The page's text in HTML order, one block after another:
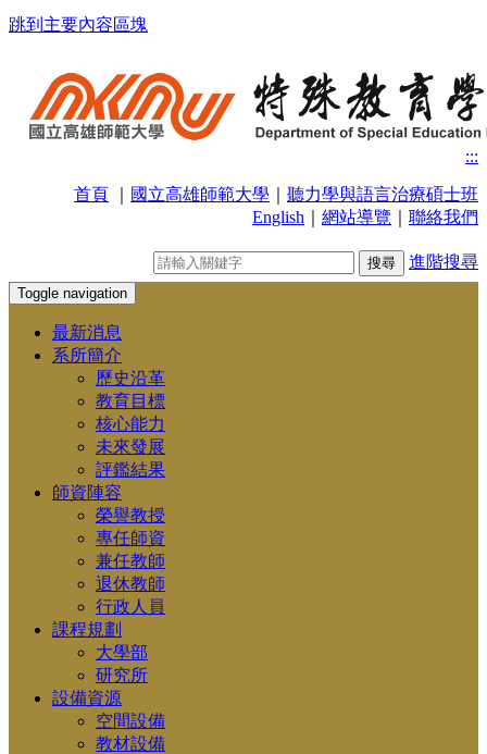
跳到主要內容區塊
:::
首頁 國立高雄師範大學
聽力學與語言治療碩士班
English
網站導覽 聯絡我們
進階搜尋
Toggle navigation
最新消息
系所簡介
歷史沿革
教育目標
核心能力
未來發展
評鑑結果
師資陣容
榮譽教授
專任師資
兼任教師
退休教師
行政人員
課程規劃
大學部
研究所
設備資源
空間設備
教材設備